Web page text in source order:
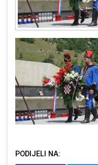
PODIJELI NA: